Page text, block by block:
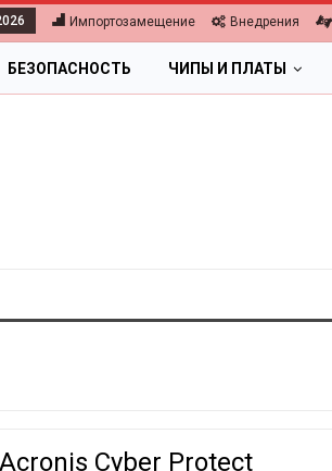
Импортозамещение Внедрения
БЕЗОПАСНОСТЬ ЧИПЫ И ПЛАТЫ
Cyber Protect